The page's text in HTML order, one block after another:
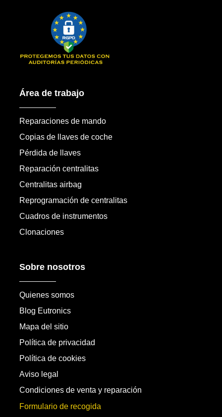
Área de trabajo
Reparaciones de mando
Copias de llaves de coche
Pérdida de llaves
Reparación centralitas
Centralitas airbag
Reprogramación de centralitas
Cuadros de instrumentos
Clonaciones
Sobre nosotros
Quienes somos
Blog Eutronics
Mapa del sitio
Política de privacidad
Política de cookies
Aviso legal
Condiciones de venta y reparación
Formulario de recogida